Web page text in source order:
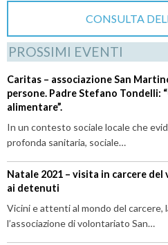
CONSULTA
PROSSIMI EVENTI
Caritas – associazione San
persone. Padre Stefano Tondelli:
alimentare”.
In un contesto sociale locale che
profonda sanitaria, sociale…
Natale 2021 – visita in carcere
ai detenuti
Vicini e attenti al mondo del carcere,
l’associazione di volontariato San…